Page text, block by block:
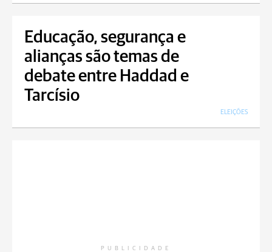
Educação, segurança e
alianças são temas de
debate entre Haddad e
Tarcísio
ELEIÇÕES
PUBLICIDADE